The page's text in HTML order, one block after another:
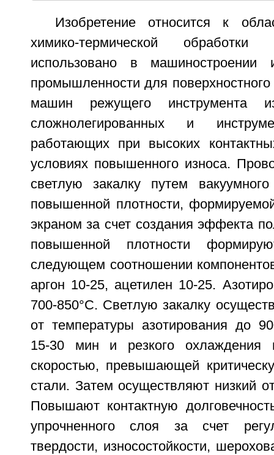
Изобретение относится к
химико-термической
использовано в машиностроении
промышленности для
машин режущего инструмента
сложнолегированных и
работающих при высоких
условиях повышенного износа.
светлую закалку путем
повышенной плотности,
экраном за счет создания эффекта
повышенной плотности
следующем соотношении
аргон 10-25, ацетилен 10-25.
700-850°С. Светлую закалку
от температуры азотирования до
15-30 мин и резкого охлаждения
скоростью, превышающей
стали. Затем осуществляют низкий
Повышают контактную
упрочненного слоя за счет
твердости, износостойкости,